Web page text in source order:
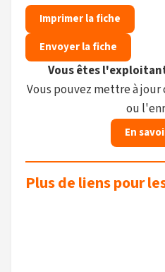
Imprimer la fiche
Envoyer la fiche
Vous êtes
Vous pouvez mettre à
ou
En
Plus de liens pour